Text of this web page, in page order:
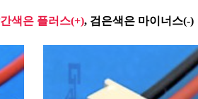
색은 플러스(+), 검은색은 마이너스(-)